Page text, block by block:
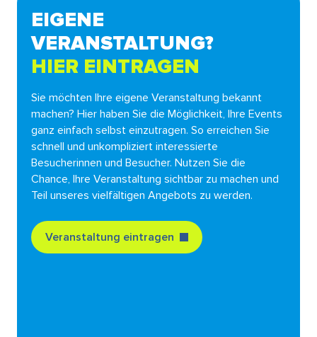
EIGENE
VERANSTALTUNG?
HIER EINTRAGEN
Sie möchten Ihre eigene Veranstaltung bekannt
machen? Hier haben Sie die Möglichkeit, Ihre Events
ganz einfach selbst einzutragen. So erreichen Sie
schnell und unkompliziert interessierte
Besucherinnen und Besucher. Nutzen Sie die
Chance, Ihre Veranstaltung sichtbar zu machen und
Teil unseres vielfältigen Angebots zu werden.
Veranstaltung eintragen